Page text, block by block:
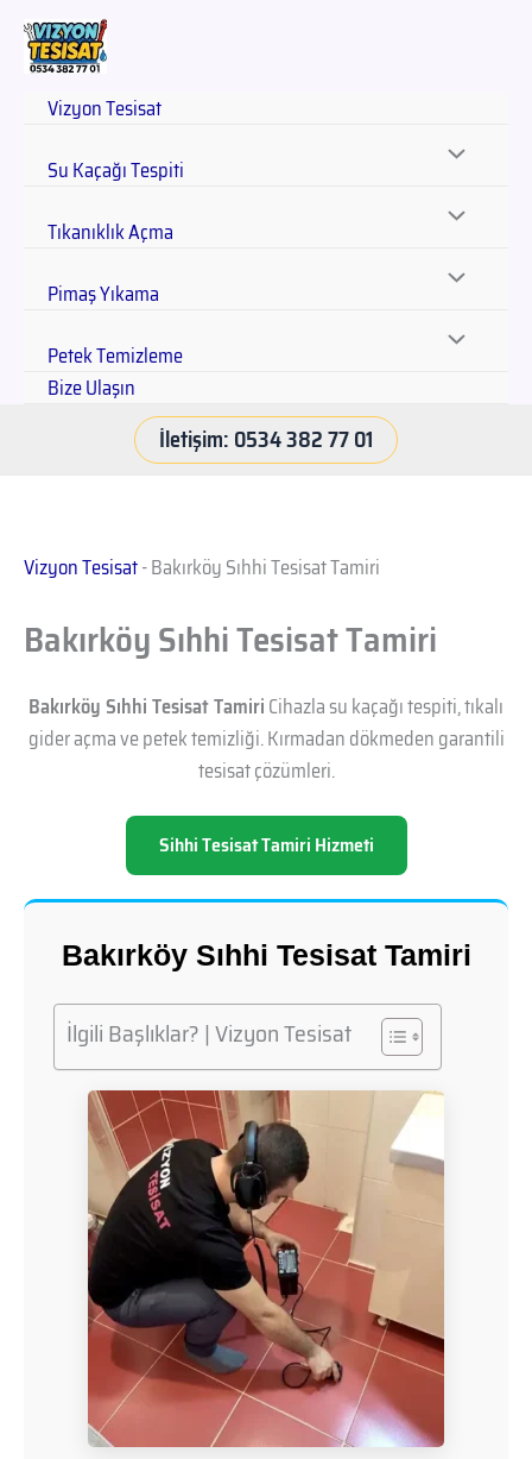
Vizyon Tesisat
Su Kaçağı Tespiti
Tıkanıklık Açma
Pimaş Yıkama
Petek Temizleme
Bize Ulaşın
İletişim: 0534 382 77 01
Vizyon Tesisat-Bakırköy Sıhhi Tesisat Tamiri
Bakırköy Sıhhi Tesisat Tamiri
Bakırköy Sıhhi Tesisat TamiriCihazla su kaçağı tespiti, tıkalı
gider açma ve petek temizliği. Kırmadan dökmeden garantili
tesisat çözümleri.
Sihhi Tesisat Tamiri Hizmeti
Bakırköy Sıhhi Tesisat Tamiri
İlgili Başlıklar? | Vizyon Tesisat